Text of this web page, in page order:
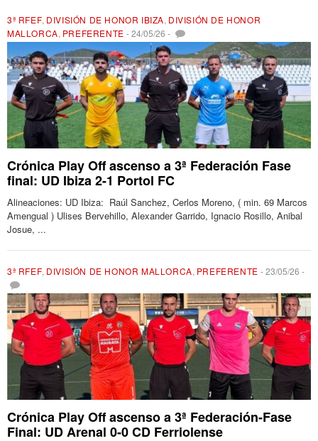
3ª RFEF, DIVISIÓN DE HONOR IBIZA, DIVISIÓN DE HONOR
MALLORCA, PREFERENTE -24/05/26 -
Crónica Play Off ascenso a 3ª Federación Fase
final: UD Ibiza 2-1 Portol FC
Alineaciones: UD Ibiza: Raúl Sanchez, Cerlos Moreno, ( min. 69 Marcos
Amengual ) Ulises Bervehillo, Alexander Garrido, Ignacio Rosillo, Anibal
Josue, ...
3ª RFEF, DIVISIÓN DE HONOR MALLORCA, PREFERENTE -23/05/26 -
Crónica Play Off ascenso a 3ª Federación-Fase
Final: UD Arenal 0-0 CD Ferriolense